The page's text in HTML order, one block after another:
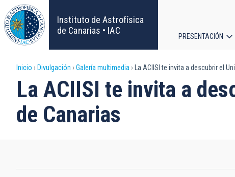
Pasar
al
contenido
principal
Instituto de Astrofísica
de Canarias • IAC
principal
PRESENTACIÓN
Sobrescribir
enlaces
de
a
Inicio Divulgación Galería multimedia La ACIISI te invita a descubrir el
La ACIISI te invita a
de Canarias